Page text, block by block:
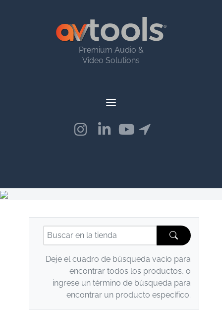
Premium Audio &
Video Solutions
Deje el cuadro de búsqueda vacío para
encontrar todos los productos, o
ingrese un término de búsqueda para
encontrar un producto específico.